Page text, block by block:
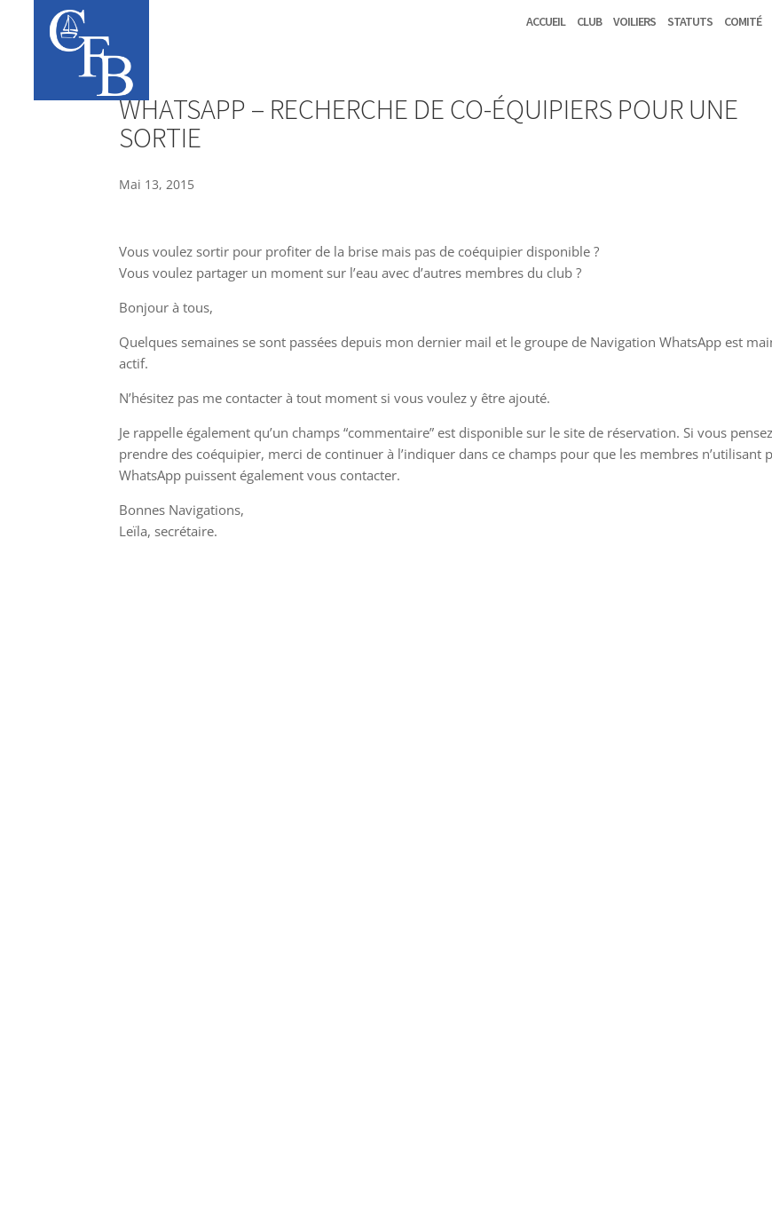
Accueil Club Voiliers Statuts Comité
WHATSAPP – RECHERCHE DE CO-ÉQUIPIERS POUR UNE
SORTIE
Mai 13, 2015
Vous voulez sortir pour profiter de la brise mais pas de coéquipier disponible ?
Vous voulez partager un moment sur l’eau avec d’autres membres du club ?
Bonjour à tous,
Quelques semaines se sont passées depuis mon dernier mail et le groupe de Navigation WhatsApp est
actif.
N’hésitez pas me contacter à tout moment si vous voulez y être ajouté.
Je rappelle également qu’un champs “commentaire” est disponible sur le site de réservation. Si vous pensez
prendre des coéquipier, merci de continuer à l’indiquer dans ce champs pour que les membres n’utilisant
WhatsApp puissent également vous contacter.
Bonnes Navigations,
Leïla, secrétaire.